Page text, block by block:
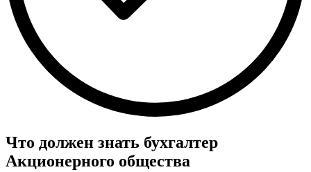
Что должен знать бухгалтер
Акционерного общества